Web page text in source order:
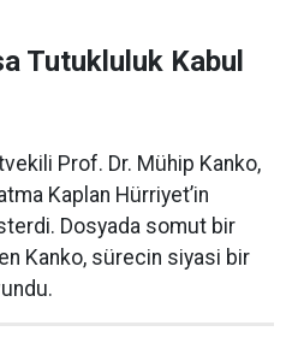
Tutukluluk Kabul
Prof. Dr. Mühip Kanko,
Kaplan Hürriyet’in
Dosyada somut bir
Kanko, sürecin siyasi bir